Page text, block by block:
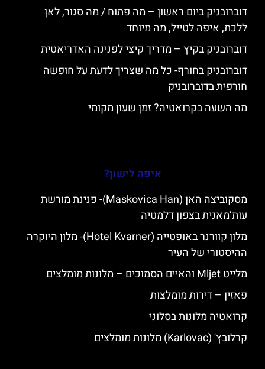
דוברובניק ביום ראשון – מה פתוח / מה סגור, לאן
ללכת, איפה לטייל, מה מיוחד
דוברובניק בקיץ – מדריך קיצי לפנינה האדריאטית
דוברובניק בחורף- כל מה שצריך לדעת על חופשה
חורפית בדוברובניק
מה השעה בקרואטיה? זמן שעון מקומי
איפה לישון?
מסקוביצה האן (Maskovica Han)- פנינת מורשת
עות’מאנית בצפון דלמטיה
מלון קוורנר באופטייה (Hotel Kvarner)- מלון היוקרה
ההיסטורי של העיר
מלייט Mljet והאיים הסמוכים – מלונות מומלצים
פאזין – דירות מומלצות
קרואטיה מלונות בסלוני
קרלובץ' (Karlovac) מלונות מומלצים